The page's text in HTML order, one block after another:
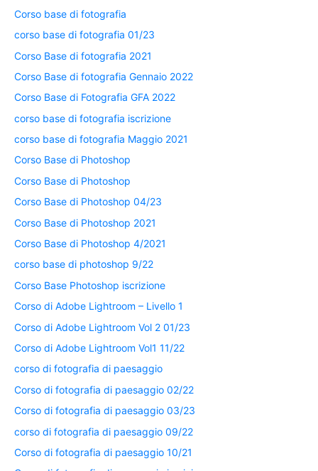
Corso base di fotografia
corso base di fotografia 01/23
Corso Base di fotografia 2021
Corso Base di fotografia Gennaio 2022
Corso Base di Fotografia GFA 2022
corso base di fotografia iscrizione
corso base di fotografia Maggio 2021
Corso Base di Photoshop
Corso Base di Photoshop
Corso Base di Photoshop 04/23
Corso Base di Photoshop 2021
Corso Base di Photoshop 4/2021
corso base di photoshop 9/22
Corso Base Photoshop iscrizione
Corso di Adobe Lightroom – Livello 1
Corso di Adobe Lightroom Vol 2 01/23
Corso di Adobe Lightroom Vol1 11/22
corso di fotografia di paesaggio
Corso di fotografia di paesaggio 02/22
Corso di fotografia di paesaggio 03/23
corso di fotografia di paesaggio 09/22
Corso di fotografia di paesaggio 10/21